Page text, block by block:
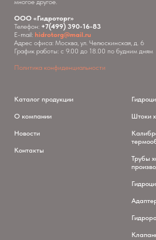
многое другое.
ООО «Гидроторг»
Телефон: +7(499) 390-16-83
E-mail: hidrotorg@mail.ru
Адрес офиса: Москва, ул. Челюскинская, д. 6
График работы: с 9.00 до 18.00 по будним дням
Политика конфиденциальности
Каталог продукции
О компании
Новости
Контакты
Штоки
Трубы